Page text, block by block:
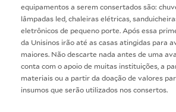
equipamentos a serem consertados são:
lâmpadas led, chaleiras elétricas,
eletrônicos de pequeno porte. Após essa
da Unisinos irão até as casas atingidas para
maiores. Não descarte nada antes de uma
conta com o apoio de muitas instituições, a
materiais ou a partir da doação de valores
insumos que serão utilizados nos consertos.